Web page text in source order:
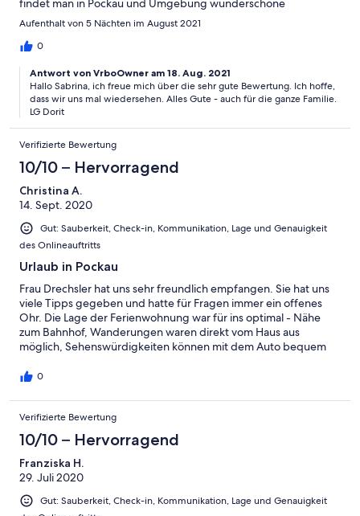
Wanderwege, von entspannt bis sehr anstrengend.
Aufenthalt von 5 Nächten im August 2021
0
Antwort von VrboOwner am 18. Aug. 2021
Hallo Sabrina, ich freue mich über die sehr gute Bewertung. Ich hoffe,
dass wir uns mal wiedersehen. Alles Gute - auch für die ganze Familie.
LG Dorit
Verifizierte Bewertung
10/10 – Hervorragend
Christina A.
14. Sept. 2020
Gut: Sauberkeit, Check-in, Kommunikation, Lage und Genauigkeit
des Onlineauftritts
Urlaub in Pockau
Frau Drechsler hat uns sehr freundlich empfangen. Sie hat uns
viele Tipps gegeben und hatte für Fragen immer ein offenes
Ohr. Die Lage der Ferienwohnung war für ins optimal - Nähe
zum Bahnhof, Wanderungen waren direkt vom Haus aus
möglich, Sehenswürdigkeiten können mit dem Auto bequem
0
Verifizierte Bewertung
10/10 – Hervorragend
Franziska H.
29. Juli 2020
Gut: Sauberkeit, Check-in, Kommunikation, Lage und Genauigkeit